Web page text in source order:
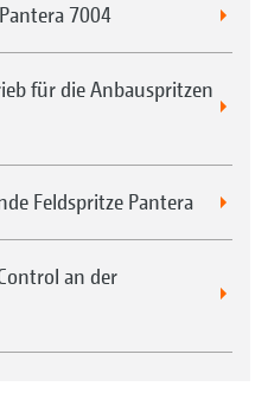
7004
für die Anbauspritzen
Feldspritze Pantera
an der